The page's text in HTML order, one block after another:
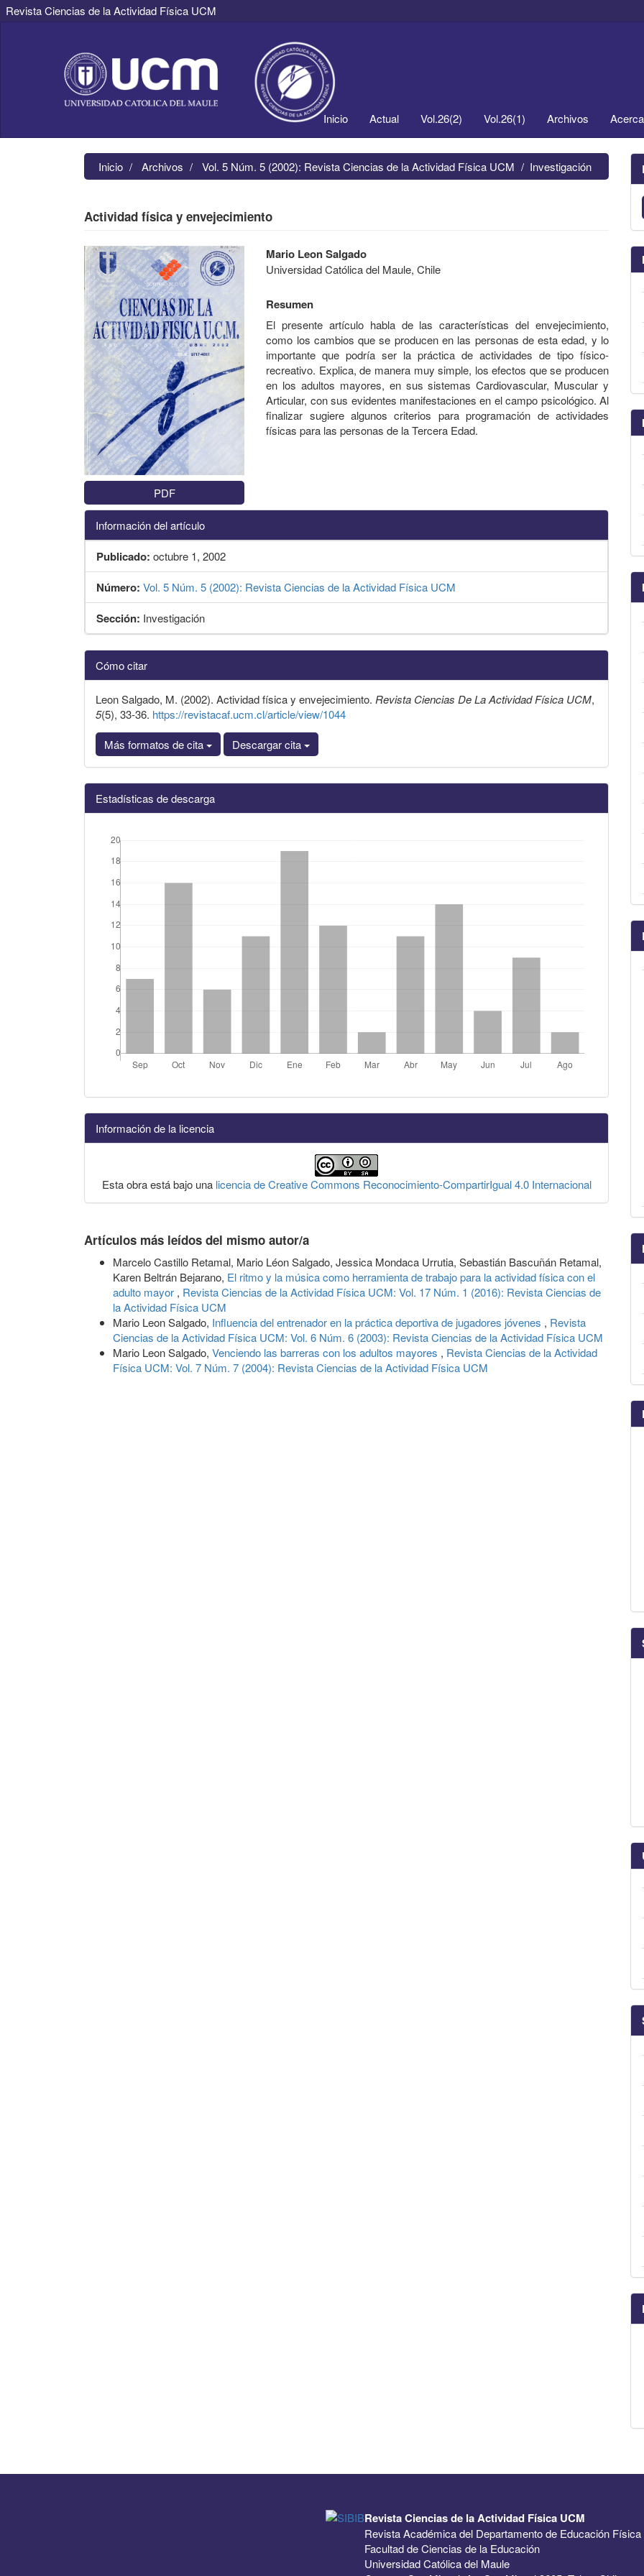
Revista Ciencias de la Actividad Física UCM
Contenido
principal
Inicio Actual Vol.26(2) Vol.26(1) Archivos
Inicio Archivos Vol. 5 Núm. 5 (2002): Revista Ciencias de la Actividad Física UCM Investigación
Actividad física y envejecimiento
Barra
lateral
del
artículo
PDF
Contenido
principal
del
Mario Leon Salgado
Universidad Católica del Maule, Chile
Resumen
El presente artículo habla de las características del envejecimiento,
como los cambios que se producen en las personas de esta edad, y lo
importante que podría ser la práctica de actividades de tipo físico-
recreativo. Explica, de manera muy simple, los efectos que se producen
en los adultos mayores, en sus sistemas Cardiovascular, Muscular y
Articular, con sus evidentes manifestaciones en el campo psicológico. Al
finalizar sugiere algunos criterios para programación de actividades
físicas para las personas de la Tercera Edad.
Información del artículo
Publicado: octubre 1, 2002
Número: Vol. 5 Núm. 5 (2002): Revista Ciencias de la Actividad Física UCM
Sección: Investigación
Detalles
del
artículo
Cómo citar
Leon Salgado, M. (2002). Actividad física y envejecimiento. Revista Ciencias De La Actividad Física UCM,
5(5), 33-36. https://revistacaf.ucm.cl/article/view/1044
Más formatos de cita
Descargar cita
Estadísticas de descarga
Información de la licencia
Esta obra está bajo una licencia de Creative Commons Reconocimiento-CompartirIgual 4.0 Internacional
Artículos más leídos del mismo autor/a
Marcelo Castillo Retamal, Mario Léon Salgado, Jessica Mondaca Urrutia, Sebastián Bascuñán Retamal,
Karen Beltrán Bejarano, El ritmo y la música como herramienta de trabajo para la actividad física con el
adulto mayor , Revista Ciencias de la Actividad Física UCM: Vol. 17 Núm. 1 (2016): Revista Ciencias de
la Actividad Física UCM
Mario Leon Salgado, Influencia del entrenador en la práctica deportiva de jugadores jóvenes , Revista
Ciencias de la Actividad Física UCM: Vol. 6 Núm. 6 (2003): Revista Ciencias de la Actividad Física UCM
Mario Leon Salgado, Venciendo las barreras con los adultos mayores , Revista Ciencias de la Actividad
Física UCM: Vol. 7 Núm. 7 (2004): Revista Ciencias de la Actividad Física UCM
Revista Ciencias de la Actividad Física UCM
Revista Académica del Departamento de Educación Física
Facultad de Ciencias de la Educación
Universidad Católica del Maule